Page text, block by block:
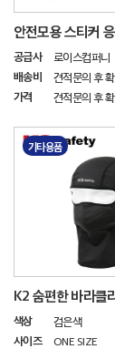
안전모용 스티커
공급사 로이스컴퍼니
배송비 견적문의 후
가격 견적문의 후
기타용품
K2 숨편한 바라클
색상 검은색
사이즈 ONE SIZE